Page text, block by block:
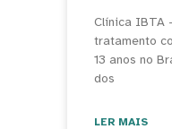
Clínica IBTA
tratamento
13 anos no
dos
LER MAIS